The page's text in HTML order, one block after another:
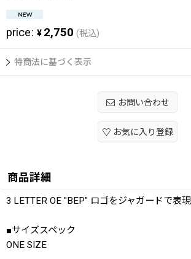
price: ¥ 2,750 (税込)
特商法に基づく表示
お問い合わせ
お気に入り登録
商品詳細
3 LETTER OE "BEP" ロゴをジャガードで表
■サイズスペック
ONE SIZE